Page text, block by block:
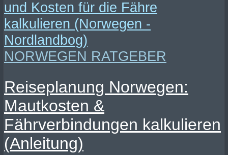
NORWEGEN RATGEBER
Reiseplanung Norwegen:
Mautkosten &
Fährverbindungen kalkulieren
(Anleitung)